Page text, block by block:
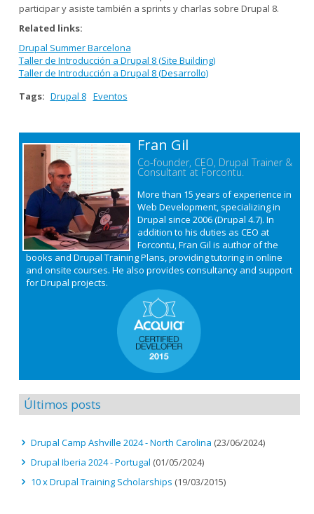
participar y asiste también a sprints y charlas sobre Drupal 8.
Related links:
Drupal Summer Barcelona
Taller de Introducción a Drupal 8 (Site Building)
Taller de Introducción a Drupal 8 (Desarrollo)
Tags: Drupal 8 Eventos
Fran Gil
Co-founder, CEO, Drupal Trainer &
Consultant at Forcontu.
More than 15 years of experience in
Web Development, specializing in
Drupal since 2006 (Drupal 4.7). In
addition to his duties as CEO at
Forcontu, Fran Gil is author of the
books and Drupal Training Plans, providing tutoring in online
and onsite courses. He also provides consultancy and support
for Drupal projects.
Últimos posts
Drupal Camp Ashville 2024 - North Carolina (23/06/2024)
Drupal Iberia 2024 - Portugal (01/05/2024)
10 x Drupal Training Scholarships (19/03/2015)